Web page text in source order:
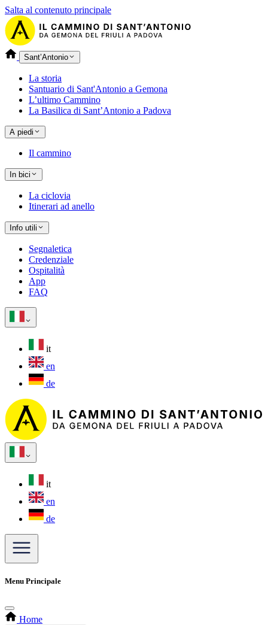
Salta al contenuto principale
Sant’Antonio
La storia
Santuario di Sant'Antonio a Gemona
L’ultimo Cammino
La Basilica di Sant’Antonio a Padova
A piedi
Il cammino
In bici
La ciclovia
Itinerari ad anello
Info utili
Segnaletica
Credenziale
Ospitalità
App
FAQ
it
en
de
it
en
de
Menu Principale
Home